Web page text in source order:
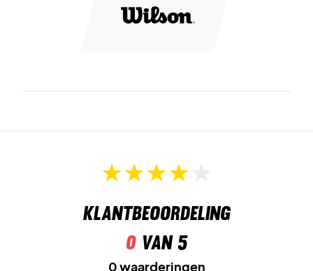
Klantbeoordeling
0van 5
0 waarderingen